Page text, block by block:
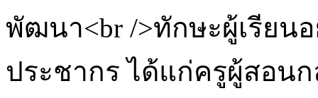
พัฒนา<br />ทักษะผู้เรียน
ประชากร ได้แก่ครูผู้สอน